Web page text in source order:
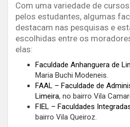
Com uma variedade de
pelos estudantes, algumas
destacam nas pesquisas e
escolhidas entre os
elas:
Faculdade Anhanguera de
Maria Buchi Modeneis.
FAAL – Faculdade de
Limeira, no bairro Vila
FIEL – Faculdades
bairro Vila Queiroz.